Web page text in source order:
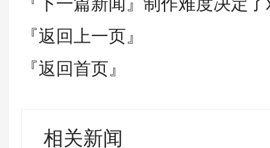
『返回上一页』
『返回首页』
相关新闻